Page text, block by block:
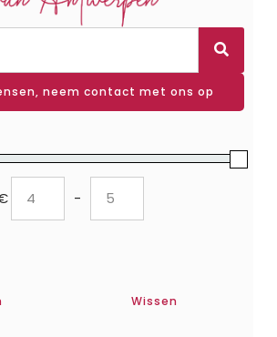
neem contact met ons op
Minimum Price
-Maximum Price
Wissen